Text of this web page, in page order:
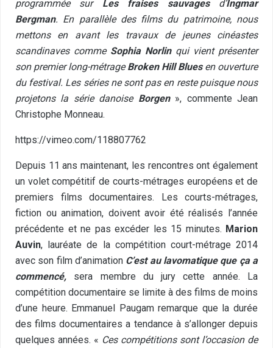
programmée sur Les fraises sauvagesd’Ingmar
Bergman. En parallèle des films du patrimoine, nous
mettons en avant les travaux de jeunes cinéastes
scandinaves comme Sophia Norlinqui vient présenter
son premier long-métrageBroken Hill Bluesen ouverture
du festival. Les séries ne sont pas en reste puisque nous
projetons la série danoise Borgen », commente Jean
Christophe Monneau.
https://vimeo.com/118807762
Depuis 11 ans maintenant, les rencontres ont également
un volet compétitif de courts-métrages européens et de
premiers films documentaires. Les courts-métrages,
fiction ou animation, doivent avoir été réalisés l’année
précédente et ne pas excéder les 15 minutes. Marion
Auvin, lauréate de la compétition court-métrage 2014
avec son film d’animation C’est au lavomatique que ça a
commencé, sera membre du jury cette année. La
compétition documentaire se limite à des films de moins
d’une heure. Emmanuel Paugam remarque que la durée
des films documentaires a tendance à s’allonger depuis
quelques années. « Ces compétitions sont l’occasion de